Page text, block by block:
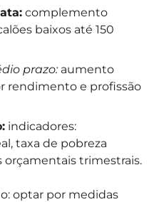
complemento
baixos até 150
prazo:aumento
rendimento e profissão
indicadores:
taxa de pobreza
orçamentais trimestrais.
optar por medidas